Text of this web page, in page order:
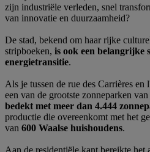
zijn industriële verleden, snel
van innovatie en duurzaamheid?
De stad, bekend om haar rijke
stripboeken, is ook een belangrijke
energietransitie.
Als je tussen de rue des Carrières
een van de grootste zonneparken
bedekt met meer dan 4.444
productie die overeenkomt met het
van 600 Waalse huishoudens.
Aan de residentiële kant bereikte het